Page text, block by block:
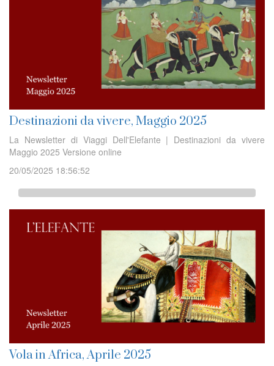
Destinazioni da vivere, Maggio 2025
La Newsletter di Viaggi Dell'Elefante | Destinazioni da vivere
Maggio 2025 Versione online
20/05/2025 18:56:52
Vola in Africa, Aprile 2025